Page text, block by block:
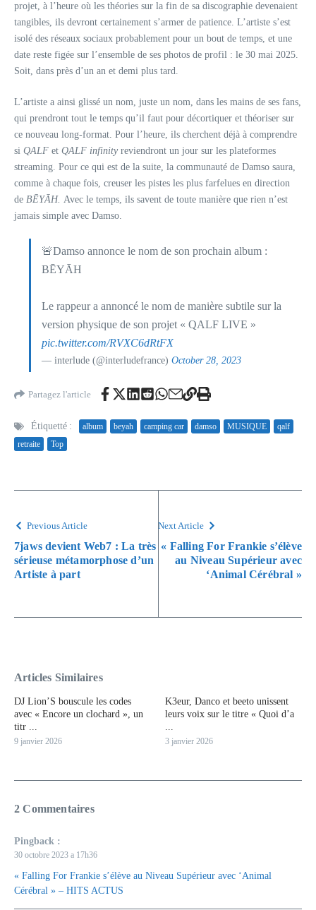
projet, à l’heure où les théories sur la fin de sa discographie devenaient
tangibles, ils devront certainement s’armer de patience. L’artiste s’est
isolé des réseaux sociaux probablement pour un bout de temps, et une
date reste figée sur l’ensemble de ses photos de profil : le 30 mai 2025.
Soit, dans près d’un an et demi plus tard.
L’artiste a ainsi glissé un nom, juste un nom, dans les mains de ses fans,
qui prendront tout le temps qu’il faut pour décortiquer et théoriser sur
ce nouveau long-format. Pour l’heure, ils cherchent déjà à comprendre
si QALF et QALF infinity reviendront un jour sur les plateformes
streaming. Pour ce qui est de la suite, la communauté de Damso saura,
comme à chaque fois, creuser les pistes les plus farfelues en direction
de BĒYĀH. Avec le temps, ils savent de toute manière que rien n’est
jamais simple avec Damso.
🚨Damso annonce le nom de son prochain album :
BĒYĀH
Le rappeur a annoncé le nom de manière subtile sur la
version physique de son projet « QALF LIVE »
pic.twitter.com/RVXC6dRtFX
— interlude (@interludefrance) October 28, 2023
Partagez l'article
Étiquetté : album beyah camping car damso MUSIQUE
qalf
retraite
Top
Previous Article
7jaws devient Web7 : La très
sérieuse métamorphose d’un
Artiste à part
Next Article
« Falling For Frankie s’élève
au Niveau Supérieur avec
‘Animal Cérébral »
Articles Similaires
DJ Lion’S bouscule les codes
avec « Encore un clochard », un
titr ...
9 janvier 2026
K3eur, Danco et beeto unissent
leurs voix sur le titre « Quoi d’a
...
3 janvier 2026
2 Commentaires
Pingback :
30 octobre 2023 a 17h36
« Falling For Frankie s’élève au Niveau Supérieur avec ‘Animal
Cérébral » – HITS ACTUS